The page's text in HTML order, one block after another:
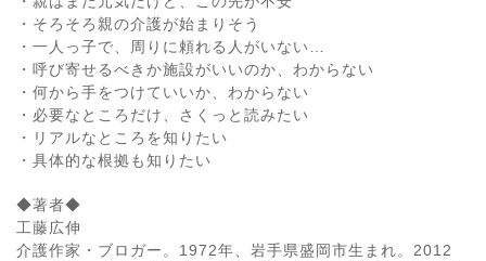
・そろそろ親の介護が始まりそう
・一人っ子で、周りに頼れる人がいない…
・呼び寄せるべきか施設がいいのか、わからない
・何から手をつけていいか、わからない
・必要なところだけ、さくっと読みたい
・リアルなところを知りたい
・具体的な根拠も知りたい
◆著者◆
工藤広伸
介護作家・ブロガー。1972年、岩手県盛岡市生まれ。2012